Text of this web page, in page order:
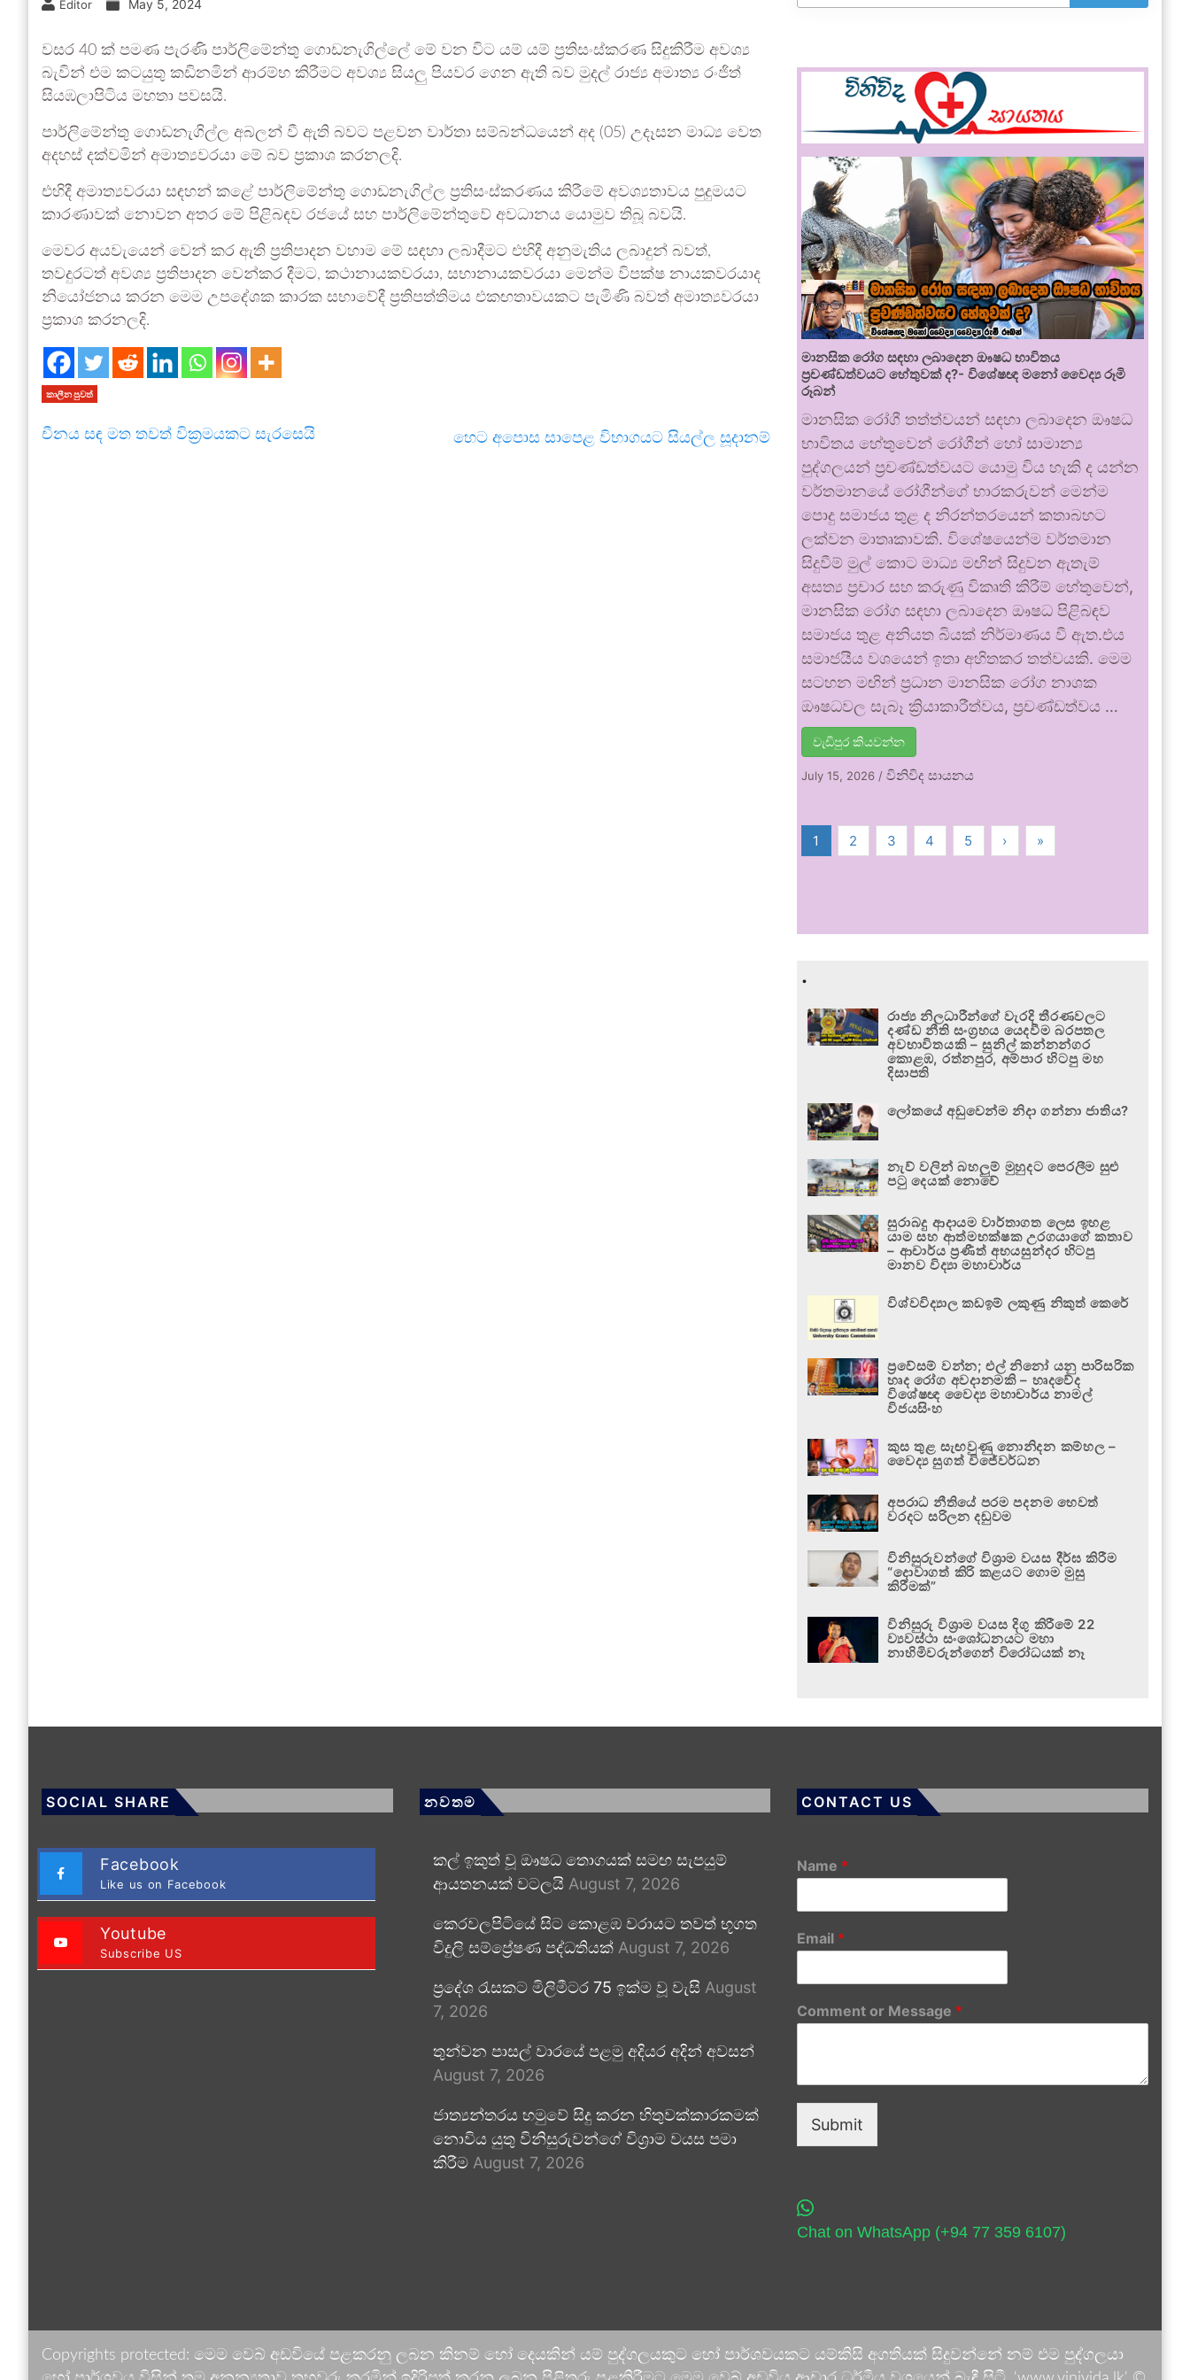
Editor May 5, 2024
වසර 40 ක් පමණ පැරණි පාර්ලිමේන්තු ගොඩනැගිල්ලේ මේ වන විට යම් යම් ප්‍රතිසංස්කරණ සිදුකිරීම අවශ්‍ය
බැවින් එම කටයුතු කඩිනමින් ආරම්භ කිරීමට අවශ්‍ය සියලු පියවර ගෙන ඇති බව මුදල් රාජ්‍ය අමාත්‍ය රංජිත්
සියඹලාපිටිය මහතා පවසයි.
පාර්ලි‍මේන්තු ගොඩනැගිල්ල අබලන් වී ඇති බවට පළවන වාර්තා සම්බන්ධයෙන් අද (05) උදෑසන මාධ්‍ය වෙත
අදහස් දක්වමින් අමාත්‍යවරයා මේ බව ප්‍රකාශ කරනලදි.
එහිදී අමාත්‍යවරයා සඳහන් කළේ පාර්ලිමේන්තු ගොඩනැගිල්ල ප්‍රතිසංස්කරණය කිරීමේ අවශ්‍යතාවය පුදුමයට
කාරණාවක් නොවන අතර මේ පිළිබඳව රජයේ සහ පාර්ලිමේන්තුවේ අවධානය යොමුව තිබූ බවයි.
මෙවර අයවැයෙන් වෙන් කර ඇති ප්‍රතිපාදන වහාම මේ සඳහා ලබාදීමට එහිදී අනුමැතිය ලබාදුන් බවත්,
තවදුරටත් අවශ්‍ය ප්‍රතිපාදන වෙන්කර දීමට, කථානායකවරයා, සභානායකවරයා මෙන්ම විපක්ෂ නායකවරයාද
නියෝජනය කරන මෙම උපදේශක කාරක සභාවේදී ප්‍රතිපත්තිමය එකඟතාවයකට පැමිණි බවත් අමාත්‍යවරයා
ප්‍රකාශ කරනලදි.
කාලීන පුවත්
චීනය සඳ මත තවත් වික්‍රමයකට සැරසෙයි හෙට අපොස සාපෙළ විභාගයට සියල්ල සූදානම්
මානසික රෝග සඳහා ලබාදෙන ඖෂධ භාවිතය
ප්‍රචණ්ඩත්වයට හේතුවක් ද?- විශේෂඥ මනෝ වෛද්‍ය රූමි
රූබන්
මානසික රෝගී තත්ත්වයන් සඳහා ලබාදෙන ඖෂධ
භාවිතය හේතුවෙන් රෝගීන් හෝ සාමාන්‍ය
පුද්ගලයන් ප්‍රචණ්ඩත්වයට යොමු විය හැකි ද යන්න
වර්තමානයේ රෝගීන්ගේ භාරකරුවන් මෙන්ම
පොදු සමාජය තුළ ද නිරන්තරයෙන් කතාබහට
ලක්වන මාතෘකාවකි. විශේෂයෙන්ම වර්තමාන
සිදුවීම් මුල් කොට මාධ්‍ය මඟින් සිදුවන ඇතැම්
අසත්‍ය ප්‍රචාර සහ කරුණු විකෘති කිරීම් හේතුවෙන්,
මානසික රෝග සඳහා ලබාදෙන ඖෂධ පිළිබඳව
සමාජය තුළ අනියත බියක් නිර්මාණය වී ඇත.එය
සමාජයීය වශයෙන් ඉතා අහිතකර තත්වයකි. මෙම
සටහන මඟින් ප්‍රධාන මානසික රෝග නාශක
ඖෂධවල සැබෑ ක්‍රියාකාරීත්වය, ප්‍රචණ්ඩත්වය …
වැඩිපුර කියවන්න
July 15, 2026 /විනිවිද සායනය
1 2 3 4 5 › »
.
රාජ්‍ය නිලධාරීන්ගේ වැරදි තීරණවලට
දණ්ඩ නීති සංග්‍රහය යෙදවීම බරපතල
අවභාවිතයකි – සුනිල් කන්නන්ගර
කොළඹ, රත්නපුර, අම්පාර හිටපු මහ
දිසාපති
ලෝකයේ අඩුවෙන්ම නිදා ගන්නා ජාතිය?
නැව් වලින් බහලුම් මුහුදට පෙරලීම සුළු
පටු දෙයක් නොවේ
සුරාබදු ආදායම වාර්තාගත ලෙස ඉහළ
යාම සහ ආත්මභක්ෂක උරගයාගේ කතාව
– ආචාර්ය ප්‍රණීත් අභයසුන්දර හිටපු
මානව විද්‍යා මහාචාර්ය
විශ්වවිද්‍යාල කඩඉම් ලකුණු නිකුත් කෙරේ
ප්‍රවේසම් වන්න; එල් නිනෝ යනු පාරිසරික
හෘද රෝග අවදානමකි – හෘදවේද
විශේෂඥ වෛද්‍ය මහාචාර්ය නාමල්
විජයසිංහ
කුස තුළ සැඟවුණු නොනිදන කම්හල –
වෛද්‍ය සුගත් විජේවර්ධන
අපරාධ නීතියේ පරම පදනම හෙවත්
වරදට සරිලන දඬුවම
විනිසුරුවන්ගේ විශ්‍රාම වයස දීර්ඝ කිරීම
“දොවාගත් කිරි කළයට ගොම මුසු
කිරීමක්”
විනිසුරු විශ්‍රාම වයස දිගු කිරීමේ 22
ව්‍යවස්ථා සංශෝධනයට මහා
නාහිමිවරුන්ගෙන් විරෝධයක් නෑ
SOCIAL SHARE
Facebook
Like us on Facebook
Youtube
Subscribe US
නවතම
කල් ඉකුත් වූ ඖෂධ තොගයක් සමඟ සැපයුම්
ආයතනයක් වටලයි August 7, 2026
කෙරවලපිටියේ සිට කොළඹ වරායට තවත් භූගත
විදුලි සම්ප්‍රේෂණ පද්ධතියක් August 7, 2026
ප්‍රදේශ රැසකට මිලිමීටර 75 ඉක්ම වූ වැසි August
7, 2026
තුන්වන පාසල් වාරයේ පළමු අදියර අදින් අවසන්
August 7, 2026
ජාත්‍යන්තරය හමුවේ සිදු කරන හිතුවක්කාරකමක්
නොවිය යුතු විනිසුරුවන්ගේ විශ්‍රාම වයස පමා
කිරීම August 7, 2026
CONTACT US
Name *
Email *
Comment or Message *
Submit
Chat on WhatsApp (+94 77 359 6107)
Copyrights protected: මෙම වෙබ් අඩවියේ පළකරනු ලබන කිනම් හෝ දෙයකින් යම් පුද්ගලයකුට හෝ පාර්ශවයකට යම්කිසි අගතියක් සිදුවන්නේ නම් එම පුද්ගලයා